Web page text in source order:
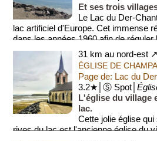
Et ses trois
Le Lac du Der-
lac artificiel d'Europe. Cet immense
dans les années 1960 afin de
...
31 km au nord-est ↗
ÉGLISE DE
Page de: Lac du
3.2★│Ⓢ Spot│
L'église du village
lac.
Cette jolie église
rives du lac est l'ancienne église du